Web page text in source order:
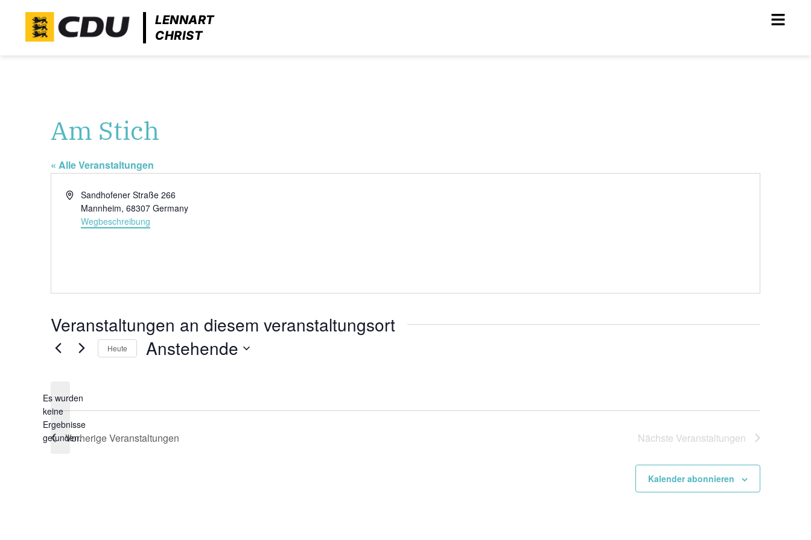
LENNART
CHRIST
Am Stich
« Alle Veranstaltungen
AdresseSandhofener Straße 266
Mannheim, 68307 Germany
Wegbeschreibung
Veranstaltungen an diesem veranstaltungsort
Hinweis
Es wurden
keine
Ergebnisse
gefunden.
Heute Anstehende
VorherigeVeranstaltungen Nächste Veranstaltungen
Kalender abonnieren